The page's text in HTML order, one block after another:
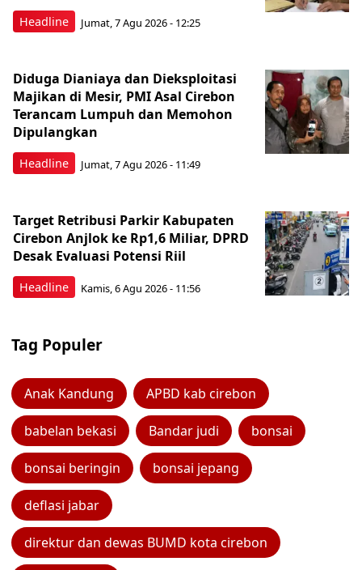
Headline Jumat, 7 Agu 2026 - 12:25
Headline
Diduga Dianiaya dan Dieksploitasi
Majikan di Mesir, PMI Asal Cirebon
Terancam Lumpuh dan Memohon
Dipulangkan
Jumat, 7 Agu 2026 - 11:49
Headline
Target Retribusi Parkir Kabupaten
Cirebon Anjlok ke Rp1,6 Miliar, DPRD
Desak Evaluasi Potensi Riil
Kamis, 6 Agu 2026 - 11:56
Tag Populer
Anak Kandung APBD kab cirebon
babelan bekasi Bandar judi bonsai
bonsai beringin bonsai jepang
deflasi jabar
direktur dan dewas BUMD kota cirebon